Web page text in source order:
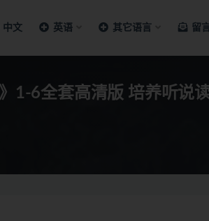
中文 英语 其它语言 留
1-6全套高清版 培养听说